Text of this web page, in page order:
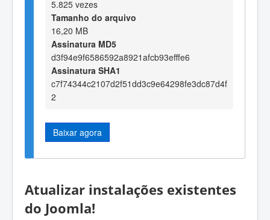
5.825 vezes
Tamanho do arquivo
16,20 MB
Assinatura MD5
d3f94e9f6586592a8921afcb93efffe6
Assinatura SHA1
c7f74344c2107d2f51dd3c9e64298fe3dc87d4f
2
Baixar agora
Atualizar instalações existentes
do Joomla!